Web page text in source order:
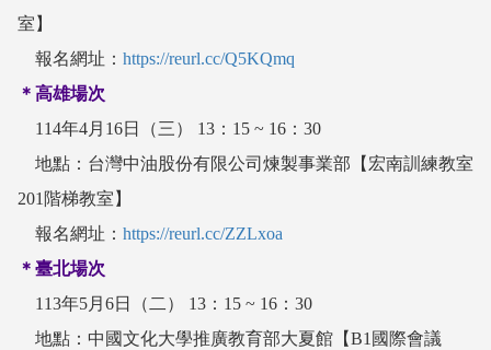
室】
報名網址： https://reurl.cc/Q5KQmq
＊高雄場次
114年4月16日（三） 13：15 ~ 16：30
地點：台灣中油股份有限公司煉製事業部【宏南訓練教室
201階梯教室】
報名網址： https://reurl.cc/ZZLxoa
＊臺北場次
113年5月6日（二） 13：15 ~ 16：30
地點：中國文化大學推廣教育部大夏館【B1國際會議